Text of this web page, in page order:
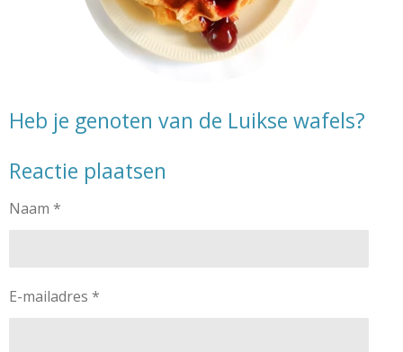
Heb je genoten van de Luikse wafels?
Reactie plaatsen
Naam *
E-mailadres *